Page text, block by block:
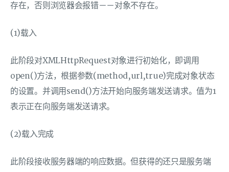
存在，否则浏览器会报错－－对象不存在。
(1)载入
此阶段对XMLHttpRequest对象进行初始化，即调用
open()方法，根据参数(method,url,true)完成对象状态
的设置。并调用send()方法开始向服务端发送请求。值为1
表示正在向服务端发送请求。
(2)载入完成
此阶段接收服务器端的响应数据。但获得的还只是服务端